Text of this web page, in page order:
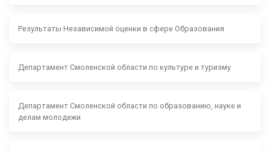
Результаты Независимой оценки в сфере Образования
Департамент Смоленской области по культуре и туризму
Департамент Смоленской области по образованию, науке и
делам молодежи